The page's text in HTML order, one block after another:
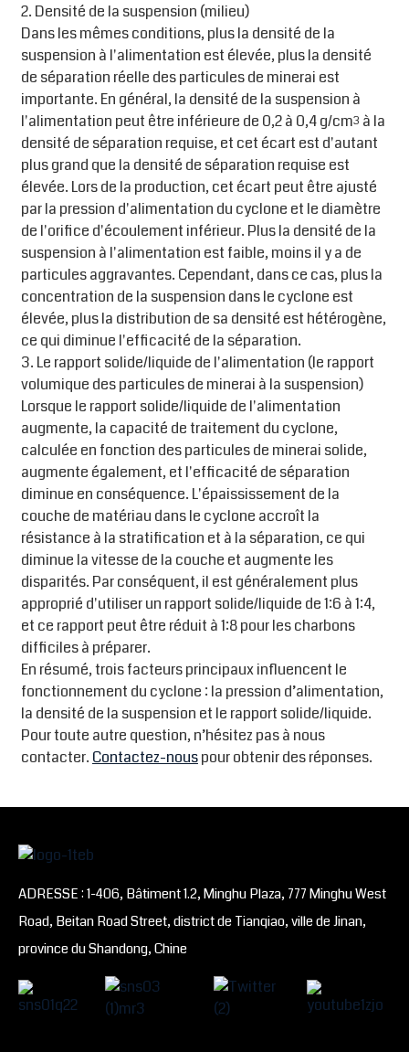
2. Densité de la suspension (milieu)
Dans les mêmes conditions, plus la densité de la
suspension à l'alimentation est élevée, plus la densité
de séparation réelle des particules de minerai est
importante. En général, la densité de la suspension à
l'alimentation peut être inférieure de 0,2 à 0,4 g/cm³ à la
densité de séparation requise, et cet écart est d'autant
plus grand que la densité de séparation requise est
élevée. Lors de la production, cet écart peut être ajusté
par la pression d'alimentation du cyclone et le diamètre
de l'orifice d'écoulement inférieur. Plus la densité de la
suspension à l'alimentation est faible, moins il y a de
particules aggravantes. Cependant, dans ce cas, plus la
concentration de la suspension dans le cyclone est
élevée, plus la distribution de sa densité est hétérogène,
ce qui diminue l'efficacité de la séparation.
3. Le rapport solide/liquide de l'alimentation (le rapport
volumique des particules de minerai à la suspension)
Lorsque le rapport solide/liquide de l'alimentation
augmente, la capacité de traitement du cyclone,
calculée en fonction des particules de minerai solide,
augmente également, et l'efficacité de séparation
diminue en conséquence. L'épaississement de la
couche de matériau dans le cyclone accroît la
résistance à la stratification et à la séparation, ce qui
diminue la vitesse de la couche et augmente les
disparités. Par conséquent, il est généralement plus
approprié d'utiliser un rapport solide/liquide de 1:6 à 1:4,
et ce rapport peut être réduit à 1:8 pour les charbons
difficiles à préparer.
En résumé, trois facteurs principaux influencent le
fonctionnement du cyclone : la pression d’alimentation,
la densité de la suspension et le rapport solide/liquide.
Pour toute autre question, n’hésitez pas à nous
contacter. Contactez-nouspour obtenir des réponses.
ADRESSE : 1-406, Bâtiment 1.2, Minghu Plaza, 777 Minghu West
Road, Beitan Road Street, district de Tianqiao, ville de Jinan,
province du Shandong, Chine